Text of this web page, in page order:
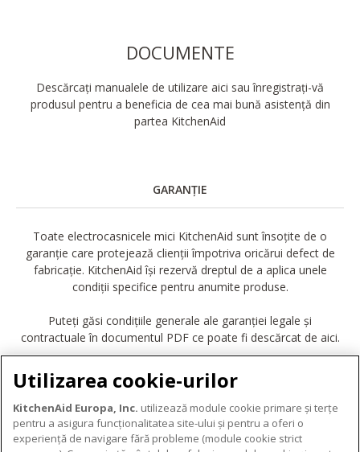
DOCUMENTE
Descărcați manualele de utilizare aici sau înregistrați-vă
produsul pentru a beneficia de cea mai bună asistență din
partea KitchenAid
GARANȚIE
Toate electrocasnicele mici KitchenAid sunt însoțite de o
garanție care protejează clienții împotriva oricărui defect de
fabricație. KitchenAid își rezervă dreptul de a aplica unele
condiții specifice pentru anumite produse.
Puteți găsi condițiile generale ale garanției legale și
contractuale în documentul PDF ce poate fi descărcat de aici.
DESCĂRCARE GARANȚIE
Utilizarea cookie-urilor
KitchenAid Europa, Inc. utilizează module cookie primare și terțe
pentru a asigura funcționalitatea site-ului și pentru a oferi o
experiență de navigare fără probleme (module cookie strict